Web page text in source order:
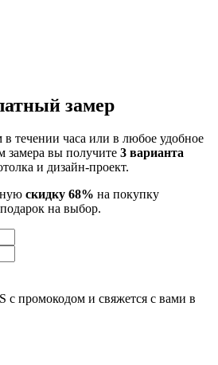
замер
течении часа или в любое удобное
замера вы получите 3 варианта
и дизайн-проект.
скидку 68% на покупку
на выбор.
с промокодом и свяжется с вами в